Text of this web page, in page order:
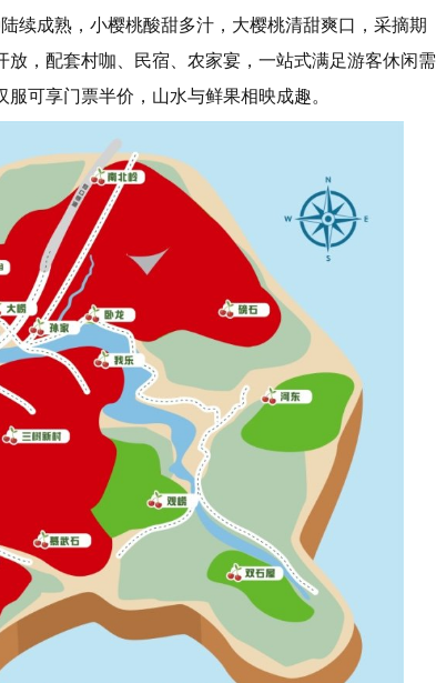
续成熟，小樱桃酸甜多汁，大樱桃清甜爽口，采摘期
，配套村咖、民宿、农家宴，一站式满足游客休闲需
可享门票半价，山水与鲜果相映成趣。